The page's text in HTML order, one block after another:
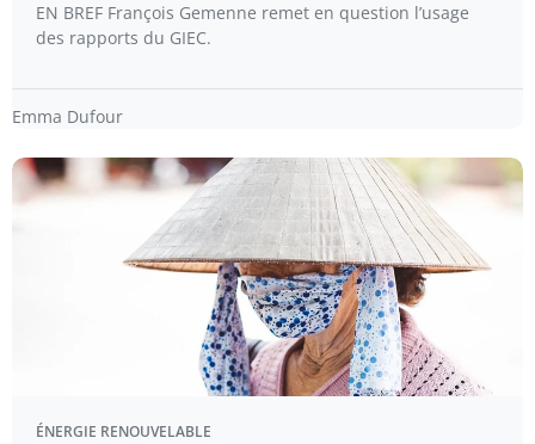
EN BREF François Gemenne remet en question l’usage
des rapports du GIEC.
Emma Dufour
ÉNERGIE RENOUVELABLE